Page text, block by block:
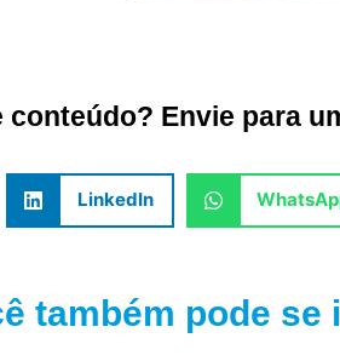
conteúdo? Envie para
LinkedIn
também pode se